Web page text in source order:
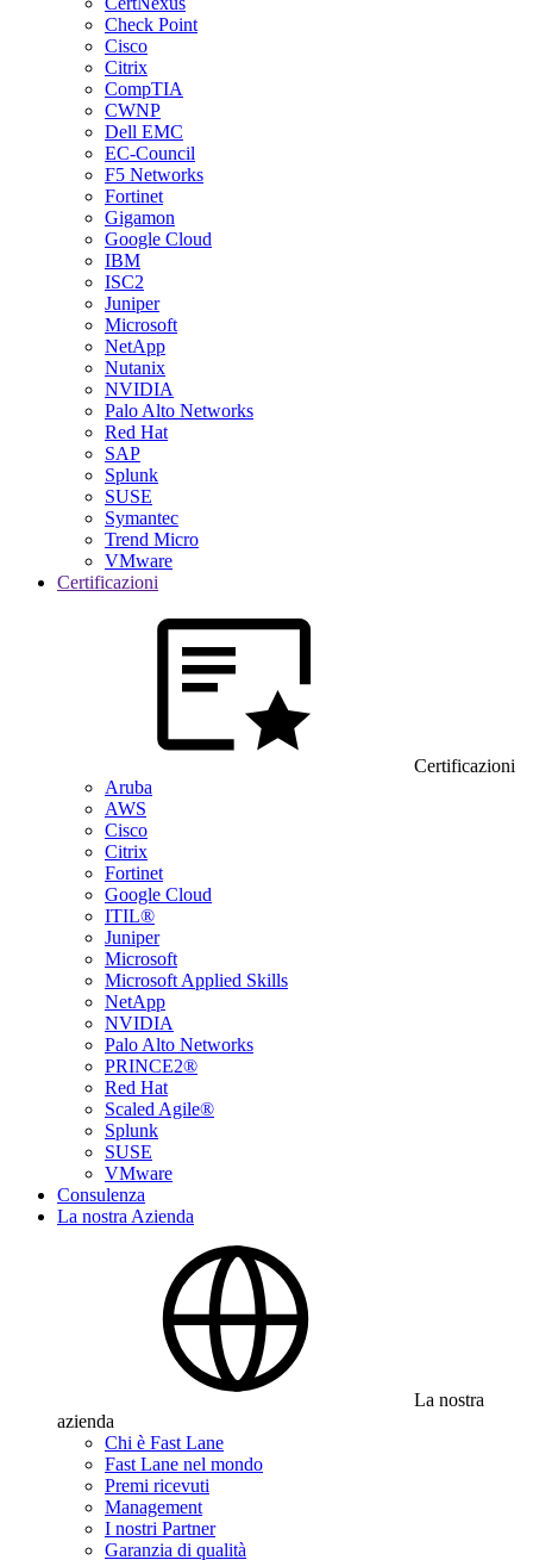
Check Point
Cisco
Citrix
CompTIA
CWNP
Dell EMC
EC-Council
F5 Networks
Fortinet
Gigamon
Google Cloud
IBM
ISC2
Juniper
Microsoft
NetApp
Nutanix
NVIDIA
Palo Alto Networks
Red Hat
SAP
Splunk
SUSE
Symantec
Trend Micro
VMware
Certificazioni
Certificazioni
Aruba
AWS
Cisco
Citrix
Fortinet
Google Cloud
ITIL®
Juniper
Microsoft
Microsoft Applied Skills
NetApp
NVIDIA
Palo Alto Networks
PRINCE2®
Red Hat
Scaled Agile®
Splunk
SUSE
VMware
Consulenza
La nostra Azienda
La nostra
azienda
Chi è Fast Lane
Fast Lane nel mondo
Premi ricevuti
Management
I nostri Partner
Garanzia di qualità